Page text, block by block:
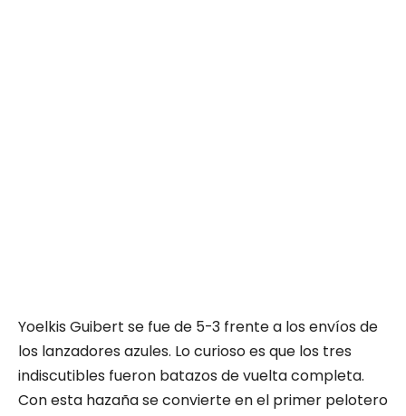
Yoelkis Guibert se fue de 5-3 frente a los envíos de
los lanzadores azules. Lo curioso es que los tres
indiscutibles fueron batazos de vuelta completa.
Con esta hazaña se convierte en el primer pelotero